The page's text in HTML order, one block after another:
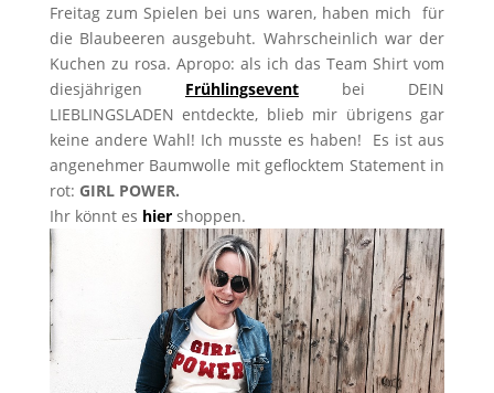
Freitag zum Spielen bei uns waren, haben mich für
die Blaubeeren ausgebuht. Wahrscheinlich war der
Kuchen zu rosa. Apropo: als ich das Team Shirt vom
diesjährigen Frühlingseventbei DEIN
LIEBLINGSLADEN entdeckte, blieb mir übrigens gar
keine andere Wahl! Ich musste es haben! Es ist aus
angenehmer Baumwolle mit geflocktem Statement in
rot: GIRL POWER.
Ihr könnt es hiershoppen.